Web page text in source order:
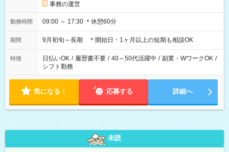
事務の運営
勤務時間 09:00 ～ 17:30 ＊休憩60分
期間 9月初旬～長期 ＊開始日・1ヶ月以上の短期も相談OK
特徴 日払いOK / 履歴書不要 / 40～50代活躍中 / 副業・WワークOK /
シフト勤務
気になる！ 応募する 詳細へ
未読